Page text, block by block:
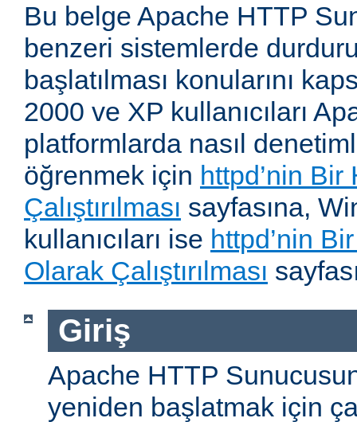
Bu belge Apache HTTP
benzeri sistemlerde
başlatılması konularını
2000 ve XP kullanıcıları
platformlarda nasıl
öğrenmek için httpd’nin
Çalıştırılması sayfasına,
kullanıcıları ise httpd’nin
Olarak Çalıştırılması
Giriş
Apache HTTP
yeniden başlatmak için